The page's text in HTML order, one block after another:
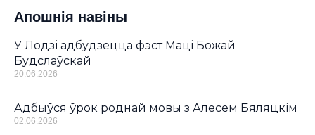
Апошнія навіны
У Лодзі адбудзецца фэст Маці Божай
Будслаўскай
20.06.2026
Адбыўся ўрок роднай мовы з Алесем Бяляцкім
02.06.2026